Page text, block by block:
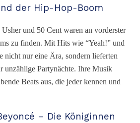
der Hip-Hop-Boom
und 50 Cent waren an vorderster
zu finden. Mit Hits wie “Yeah!” und
nicht nur eine Ära, sondern lieferten
unzählige Partynächte. Ihre Musik
Beats aus, die jeder kennen und
– Die Königinnen